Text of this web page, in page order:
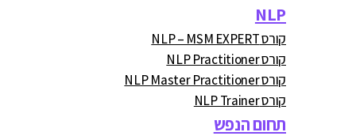
NLP
קורס NLP – MSM EXPERT
קורס NLP Practitioner
קורס NLP Master Practitioner
קורס NLP Trainer
תחום הנפש